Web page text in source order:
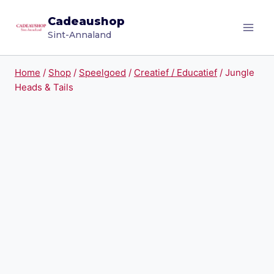
naar
Cadeaushop
Sint-Annaland
Home / Shop / Speelgoed / Creatief / Educatief / Jungle
Heads & Tails